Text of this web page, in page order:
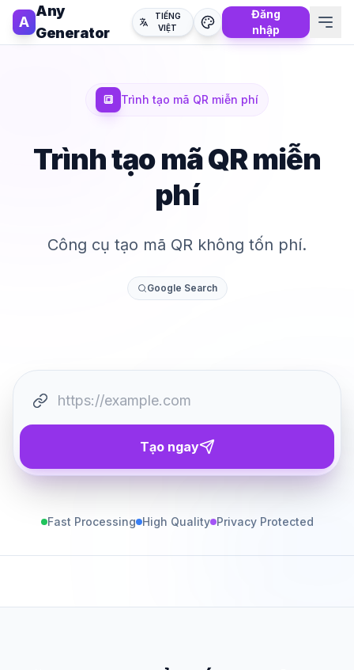
A
Any
Generator
TIẾNG
VIỆT
Đăng
nhập
🔳 Trình tạo mã QR miễn phí
Trình tạo mã QR miễn
phí
Công cụ tạo mã QR không tốn phí.
Google Search
Tạo ngay
Fast Processing High Quality Privacy Protected